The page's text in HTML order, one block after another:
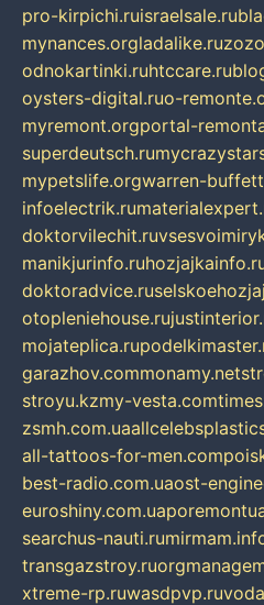
pro-kirpichi.ruisraelsale.ru
mynances.orgladalike.ru
odnokartinki.ruhtccare.ru
oysters-digital.ruo-
myremont.orgportal-
superdeutsch.ru
mypetslife.orgwarren-
infoelectrik.ru
doktorvilechit.ru
manikjurinfo.ru
doktoradvice.ru
otopleniehouse.ru
mojateplica.ru
garazhov.commonamy.net
stroyu.kzmy-vesta.com
zsmh.com.ua
all-tattoos-for-men.com
best-radio.com.uaost-
euroshiny.com.ua
searchus-nauti.ru
transgazstroy.ru
xtreme-rp.ruwasdpvp.ru